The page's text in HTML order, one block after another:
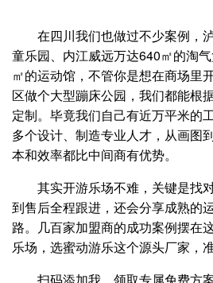
在四川我们也做过不少案例，
童乐园、内江威远万达640㎡的淘
㎡的运动馆，不管你是想在商场里
区做个大型蹦床公园，我们都能根
定制。毕竟我们自己有近万平米的
多个设计、制造专业人才，从画图
本和效率都比中间商有优势。
其实开游乐场不难，关键是找
到售后全程跟进，还会分享成熟的
路。几百家加盟商的成功案例摆
乐场，选蜜动游乐这个源头厂家，准